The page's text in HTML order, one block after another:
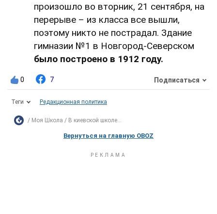
произошло во вторник, 21 сентября, на
перерыве – из класса все вышли,
поэтому никто не пострадал. Здание
гимназии №1 в Новгород-Северском
было построено в 1912 году.
0 7 Подписаться
Теги Редакционная политика
Моя Школа В киевской школе...
Вернуться на главную OBOZ